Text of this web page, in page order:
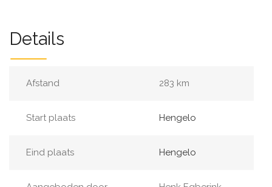
Details
Afstand 283 km
Start plaats Hengelo
Eind plaats Hengelo